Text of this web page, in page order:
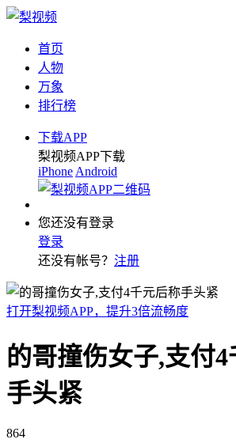
首页
人物
万象
排行榜
下载APP
梨视频APP下载
iPhone Android
您还没有登录
登录
还没有帐号？ 注册
打开梨视频APP，提升3倍流畅度
的哥撞伤女子,支付
手头紧
864